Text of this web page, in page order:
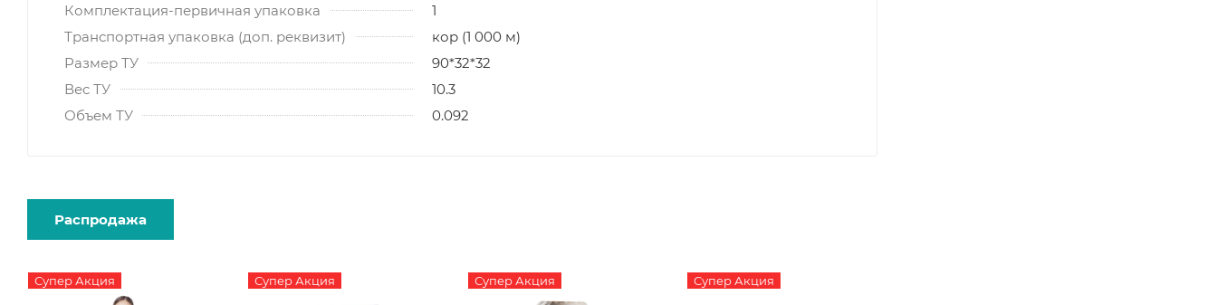
Комплектация-первичная упаковка
1
Транспортная упаковка (доп. реквизит)
кор (1 000 м)
Размер ТУ
90*32*32
Вес ТУ
10.3
Объем ТУ
0.092
Распродажа
Супер Акция Супер Акция Супер Акция Супер Акция